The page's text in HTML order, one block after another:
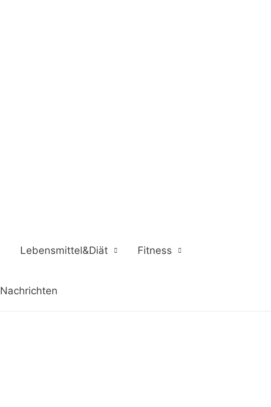
Lebensmittel&Diät Fitness
Nachrichten